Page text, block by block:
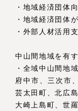
・地域経済団体
・地域経済団体
・外部人材活用
中山間地域を有
・全域中山間地域
府中市、三次市
芸太田町、北広島
大崎上島町、世